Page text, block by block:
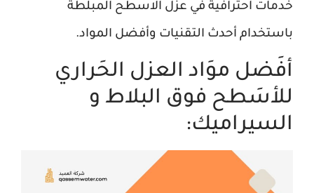
خدمات احترافية في عزل الاسطح المبلطة
باستخدام أحدث التقنيات وأفضل المواد.
أفَضل موَاد العزل الحَراري
للأسَطح فوق البلاط و
السيراميك: